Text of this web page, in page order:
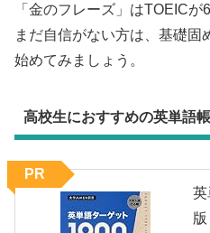
「金のフレーズ」はTOEICが
まだ自信がない方は、基礎固
始めてみましょう。
高校生におすすめの英単語帳
英
PR